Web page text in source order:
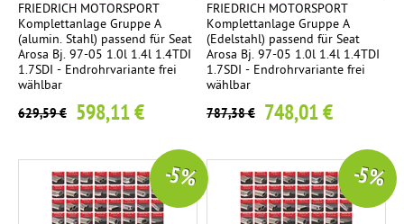
FRIEDRICH MOTORSPORT
Komplettanlage Gruppe A
(alumin. Stahl) passend für Seat
Arosa Bj. 97-05 1.0l 1.4l 1.4TDI
1.7SDI - Endrohrvariante frei
wählbar
629,59 € 598,11 €
FRIEDRICH MOTORSPORT
Komplettanlage Gruppe A
(Edelstahl) passend für Seat
Arosa Bj. 97-05 1.0l 1.4l 1.4TDI
1.7SDI - Endrohrvariante frei
wählbar
787,38 € 748,01 €
-5 % -5 %